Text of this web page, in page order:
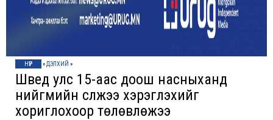
НҮҮР »ДЭЛХИЙ »
Швед улс 15-аас доош насныханд
нийгмийн сүлжээ хэрэглэхийг
хориглохоор төлөвлөжээ